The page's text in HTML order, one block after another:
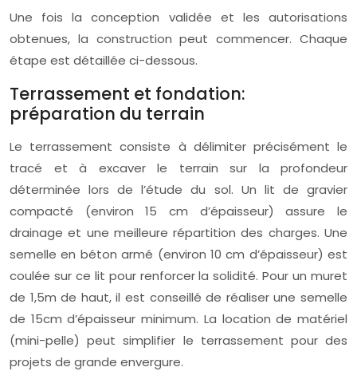
Une fois la conception validée et les autorisations
obtenues, la construction peut commencer. Chaque
étape est détaillée ci-dessous.
Terrassement et fondation:
préparation du terrain
Le terrassement consiste à délimiter précisément le
tracé et à excaver le terrain sur la profondeur
déterminée lors de l’étude du sol. Un lit de gravier
compacté (environ 15 cm d’épaisseur) assure le
drainage et une meilleure répartition des charges. Une
semelle en béton armé (environ 10 cm d’épaisseur) est
coulée sur ce lit pour renforcer la solidité. Pour un muret
de 1,5m de haut, il est conseillé de réaliser une semelle
de 15cm d’épaisseur minimum. La location de matériel
(mini-pelle) peut simplifier le terrassement pour des
projets de grande envergure.